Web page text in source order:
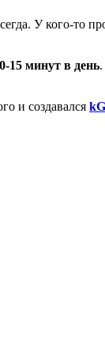
У кого-то
15 минут в день
и создавался